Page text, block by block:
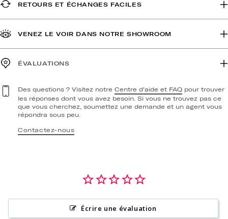
RETOURS ET ÉCHANGES FACILES
VENEZ LE VOIR DANS NOTRE SHOWROOM
ÉVALUATIONS
Des questions ? Visitez notre Centre d'aide et FAQ pour trouver
les réponses dont vous avez besoin. Si vous ne trouvez pas ce
que vous cherchez, soumettez une demande et un agent vous
répondra sous peu.
Contactez-nous
Écrire une évaluation